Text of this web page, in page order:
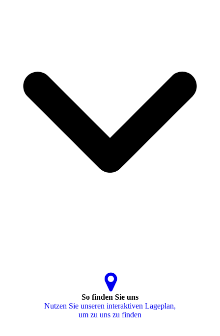
So finden Sie uns
Nutzen Sie unseren interaktiven La­ge­plan,
um zu uns zu finden